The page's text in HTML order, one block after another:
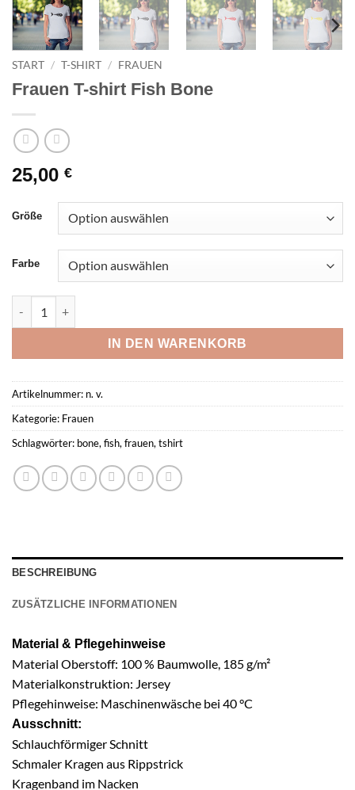
START / T-SHIRT / FRAUEN
Frauen T-shirt Fish Bone
25,00 €
Größe
Farbe
IN DEN WARENKORB
Artikelnummer: n. v.
Kategorie: Frauen
Schlagwörter: bone,fish,frauen,tshirt
BESCHREIBUNG
ZUSÄTZLICHE INFORMATIONEN
Material & Pflegehinweise
Material Oberstoff: 100 % Baumwolle, 185 g/m²
Materialkonstruktion: Jersey
Pflegehinweise: Maschinenwäsche bei 40 °C
Ausschnitt:
Schlauchförmiger Schnitt
Schmaler Kragen aus Rippstrick
Kragenband im Nacken